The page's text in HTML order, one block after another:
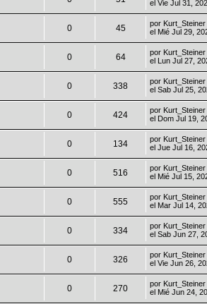
el Vie Jul 31,
0 45 por Kurt_Steiner
el Mié Jul 29,
0 64 por Kurt_Steiner
el Lun Jul 27,
0 338 por Kurt_Steiner
el Sab Jul 25,
0 424 por Kurt_Steiner
el Dom Jul 19,
0 134 por Kurt_Steiner
el Jue Jul 16,
0 516 por Kurt_Steiner
el Mié Jul 15,
0 555 por Kurt_Steiner
el Mar Jul 14,
0 334 por Kurt_Steiner
el Sab Jun 27,
0 326 por Kurt_Steiner
el Vie Jun 26,
0 270 por Kurt_Steiner
el Mié Jun 24,